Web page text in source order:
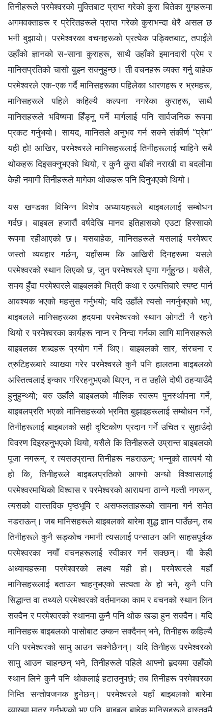
तिनीहरूले परमेश्‍वरको मुक्तिबाट प्राप्त गरेको कुरा बितेका युगहरूमा
अगमवक्ताहरू र प्रेरितहरूले प्राप्त गरेको कुराभन्दा धेरै असल छ
भनी बुझायो। परमेश्‍वरका वचनहरूको प्रत्येक पङ्क्तिबाट, तपाईंले
उहाँको ज्ञानको स-साना कुराहरू, साथै उहाँको इमानदारी प्रेम र
मानिसप्रतिको चासो बुझ्न सक्‍नुहुन्छ। ती वचनहरू व्यक्त गर्नु बाहेक
परमेश्‍वरले एक-एक गर्दै मानिसहरूका पहिलेका धारणहरू र भ्रमहरू,
मानिसहरूले पहिले कहिल्यै कल्‍पना नगरेका कुराहरू, साथै
मानिसहरूले भविष्यमा हिँड्नु पर्ने मार्गलाई पनि सार्वजनिक रूपमा
प्रकट गर्नुभयो। सायद, मानिसले अनुभव गर्न सक्ने संकीर्ण “प्रेम”
यही हो! आखिर, परमेश्‍वरले मानिसहरूलाई तिनीहरूलाई चाहिने सबै
थोकहरू दिइसक्नुभएको थियो, र कुनै कुरा बाँकी नराखी वा बदलीमा
केही नमागी तिनीहरूले मागेका थोकहरू पनि दिनुभएको थियो।
यस खण्डका विभिन्‍न विशेष अध्यायहरूले बाइबललाई सम्बोधन
गर्दछ। बाइबल हजारौं वर्षदेखि मानव इतिहासको एउटा हिस्साको
रूपमा रहीआएको छ। यसबाहेक, मानिसहरूले यसलाई परमेश्‍वर
जस्तो व्यवहार गर्छन्, यहाँसम्म कि आखिरी दिनहरूमा यसले
परमेश्‍वरको स्थान लिएको छ, जुन परमेश्‍वरले घृणा गर्नुहुन्छ। यसैले,
समय हुँदा परमेश्‍वरले बाइबलको भित्री कथा र उत्पत्तिबारे स्पष्ट पार्न
आवश्यक भएको महसुस गर्नुभयो; यदि उहाँले त्यसो नगर्नुभएको भए,
बाइबलले मानिसहरूका हृदयमा परमेश्‍वरको स्थान ओगटी नै रहने
थियो र परमेश्‍वरका कार्यहरू नाप्न र निन्दा गर्नका लागि मानिसहरूले
बाइबलका शब्दहरू प्रयोग गर्ने थिए। बाइबलको सार, संरचना र
त्रुटिहरूबारे व्याख्या गरेर परमेश्‍वरले कुनै पनि हालतमा बाइबलको
अस्तित्वलाई इन्कार गरिरहनुभएको थिएन, न त उहाँले दोषी ठहऱ्याउँदै
हुनुहुन्थ्यो; बरु उहाँले बाइबलको मौलिक स्वरूप पुनर्स्थापना गर्ने,
बाइबलप्रति भएको मानिसहरूको भ्रमित बुझाइहरूलाई सम्‍बोधन गर्ने,
तिनीहरूलाई बाइबलको सही दृष्टिकोण प्रदान गर्ने उचित र सुहाउँदो
विवरण दिइरहनुभएको थियो, यसैले कि तिनीहरूले उप्रान्त बाइबलको
पूजा नगरून्, र त्यसउप्रान्त तिनीहरू नहराऊन्; भन्नुको तात्पर्य यो
हो कि, तिनीहरूले बाइबलप्रतिको आफ्‍नो अन्धो विश्‍वासलाई
परमेश्‍वरमाथिको विश्‍वास र परमेश्‍वरको आराधना ठान्ने गल्ती नगरून्,
त्यसको वास्तविक पृष्ठभूमि र असफलताहरूको सामना गर्न समेत
नडराऊन्। जब मानिसहरूले बाइबलको बारेमा शुद्ध ज्ञान पाउँछन्, तब
तिनीहरूले कुनै सङ्कोच नमानी त्यसलाई पन्साउन अनि साहसपूर्वक
परमेश्‍वरका नयाँ वचनहरूलाई स्वीकार गर्न सक्छन्। यी केही
अध्यायहरूमा परमेश्‍वरको लक्ष्य यही हो। परमेश्‍वरले यहाँ
मानिसहरूलाई बताउन चाहनुभएको सत्यता के हो भने, कुनै पनि
सिद्धान्त वा तथ्यले परमेश्‍वरको वर्तमानका काम र वचनको स्थान लिन
सक्दैन र परमेश्‍वरको स्थानमा कुनै पनि थोक खडा हुन सक्दैन। यदि
मानिसहरू बाइबलको पासोबाट उम्कन सक्दैनन् भने, तिनीहरू कहिल्यै
पनि परमेश्‍वरको सामु आउन सक्नेछैनन्। यदि तिनीहरू परमेश्‍वरको
सामु आउन चाहन्छन् भने, तिनीहरूले पहिले आफ्नो हृदयमा उहाँको
स्थान लिने कुनै पनि थोकलाई हटाउनुपर्छ; तब तिनीहरू परमेश्‍वरका
निम्ति सन्तोषजनक हुनेछन्। परमेश्‍वरले यहाँ बाइबलको बारेमा
व्याख्या मात्र गर्नुभएको भए पनि, बाइबल बाहेक मानिसहरूले वास्तवमै